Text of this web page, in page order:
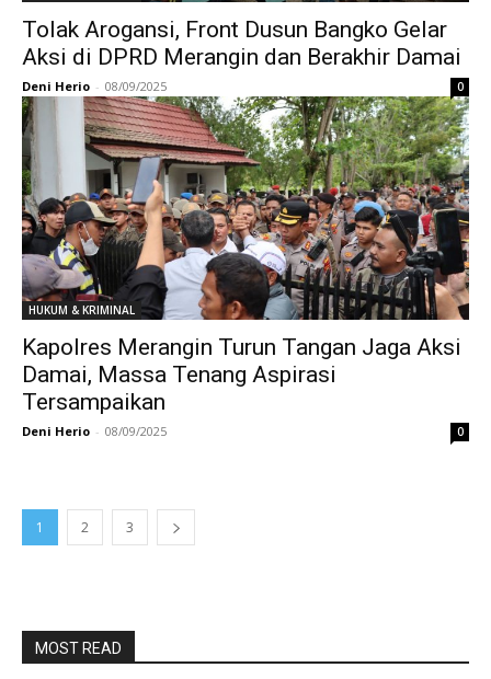
Tolak Arogansi, Front Dusun Bangko Gelar
Aksi di DPRD Merangin dan Berakhir Damai
Deni Herio - 08/09/2025 0
HUKUM & KRIMINAL
Kapolres Merangin Turun Tangan Jaga Aksi
Damai, Massa Tenang Aspirasi
Tersampaikan
Deni Herio - 08/09/2025 0
1 2 3
MOST READ